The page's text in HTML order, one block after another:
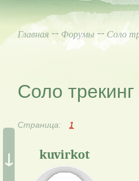
Главная ↔ Форумы↔ Соло
↓
Соло
Страница: 1
kuvirkot